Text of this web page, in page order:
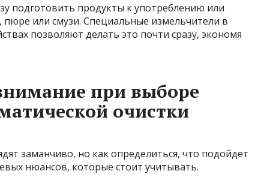
подготовить продукты к употреблению или
пюре или смузи. Специальные измельчители в
позволяют делать это почти сразу, экономя
при выборе
очистки
заманчиво, но как определиться, что подойдет
нюансов, которые стоит учитывать.